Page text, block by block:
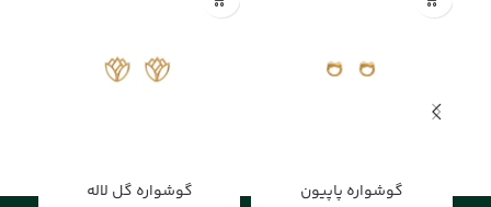
گوشواره پاپیون
گوشواره گل لاله